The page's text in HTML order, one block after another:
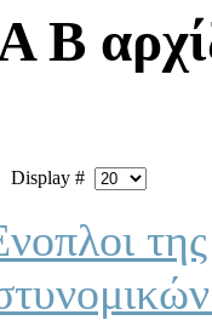
Display #